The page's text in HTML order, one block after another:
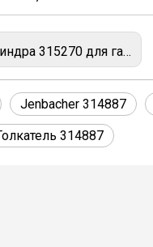
для газового двигателя Jenbacher J320
Jenbacher 314887
314887